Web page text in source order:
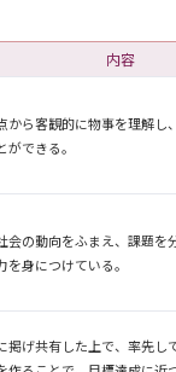
内容
から客観的に物事を理解し
できる。
会の動向をふまえ、課題を
を身につけている。
掲げ共有した上で、率先し